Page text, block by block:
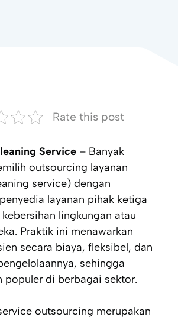
Rate this post
Service – Banyak
outsourcing layanan
service) dengan
layanan pihak ketiga
lingkungan atau
Praktik ini menawarkan
secara biaya, fleksibel, dan
sehingga
populer di berbagai sektor.
outsourcing merupakan